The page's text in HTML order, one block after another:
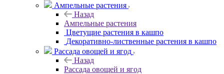
Ампельные растения
Назад
Ампельные растения
Цветущие растения в кашпо
Декоративно-лиственные растения в кашпо
Рассада овощей и ягод
Назад
Рассада овощей и ягод